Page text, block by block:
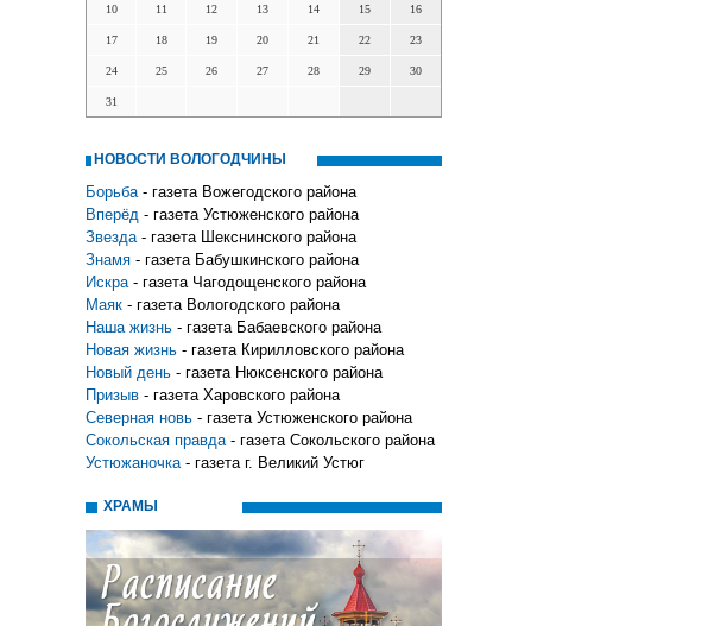
10 11 12 13 14 15 16
17 18 19 20 21 22 23
24 25 26 27 28 29 30
31
НОВОСТИ ВОЛОГОДЧИНЫ
Борьба - газета Вожегодского района
Вперёд - газета Устюженского района
Звезда - газета Шекснинского района
Знамя - газета Бабушкинского района
Искра - газета Чагодощенского района
Маяк - газета Вологодского района
Наша жизнь - газета Бабаевского района
Новая жизнь - газета Кирилловского района
Новый день - газета Нюксенского района
Призыв - газета Харовского района
Северная новь - газета Устюженского района
Сокольская правда - газета Сокольского района
Устюжаночка - газета г. Великий Устюг
ХРАМЫ